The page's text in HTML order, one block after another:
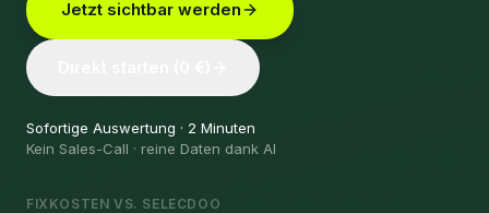
Jetzt sichtbar werden
Sofortige Auswertung · 2 Minuten
Kein Sales-Call · reine Daten dank AI
FIXKOSTEN VS. SELECDOO